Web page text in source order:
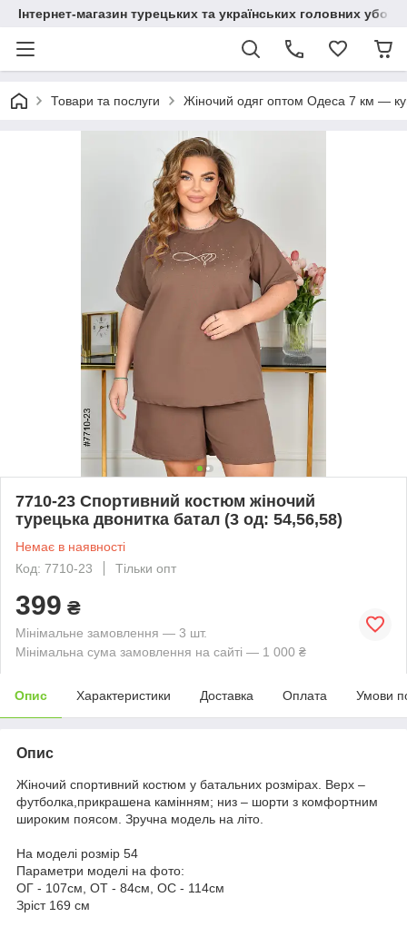
Інтернет-магазин турецьких та українських головних
Товари та послуги Жіночий одяг оптом Одеса 7 км —
7710-23 Спортивний костюм жіночий
турецька двонитка батал (3 од: 54,56,58)
Немає в наявності
Код: 7710-23
Тільки опт
399 ₴
Мінімальне замовлення — 3 шт.
Мінімальна сума замовлення на сайті — 1 000 ₴
Опис Характеристики Доставка Оплата Умови
Опис
Жіночий спортивний костюм у батальних розмірах. Верх –
футболка,прикрашена камінням; низ – шорти з комфортним
широким поясом. Зручна модель на літо.
На моделі розмір 54
Параметри моделі на фото:
ОГ - 107см, ОТ - 84см, ОС - 114см
Зріст 169 см